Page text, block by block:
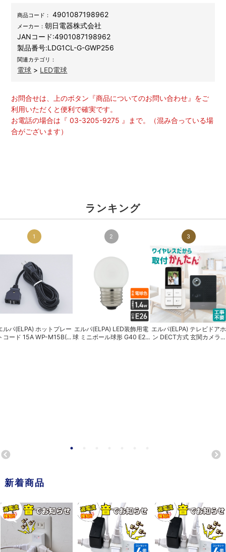
商品コード： 4901087198962
メーカー：朝日電器株式会社
JANコード:4901087198962
製品番号:LDG1CL-G-GWP256
関連カテゴリ：
電球 > LED電球
お問合せは、上のボタン『商品についてのお問い合わせ』をご
利用いただくと便利で確実です。
お電話の場合は『 03-3205-9275 』まで。（混み合っている場
合がございます）
ランキング
1
ルパ(ELPA) ホットプレー
コード 15A WP-M15B(...
2
エルパ(ELPA) LED装飾用電
球 ミニボール球形 G40 E2...
3
エルパ(ELPA) テレビドアホ
ン DECT方式 玄関カメラ...
新着商品